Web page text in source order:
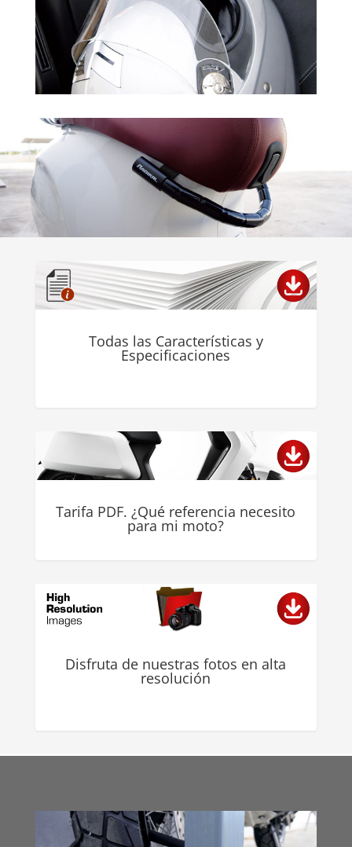
Todas las Características y
Especificaciones
Tarifa PDF. ¿Qué referencia necesito
para mi moto?
Disfruta de nuestras fotos en alta
resolución